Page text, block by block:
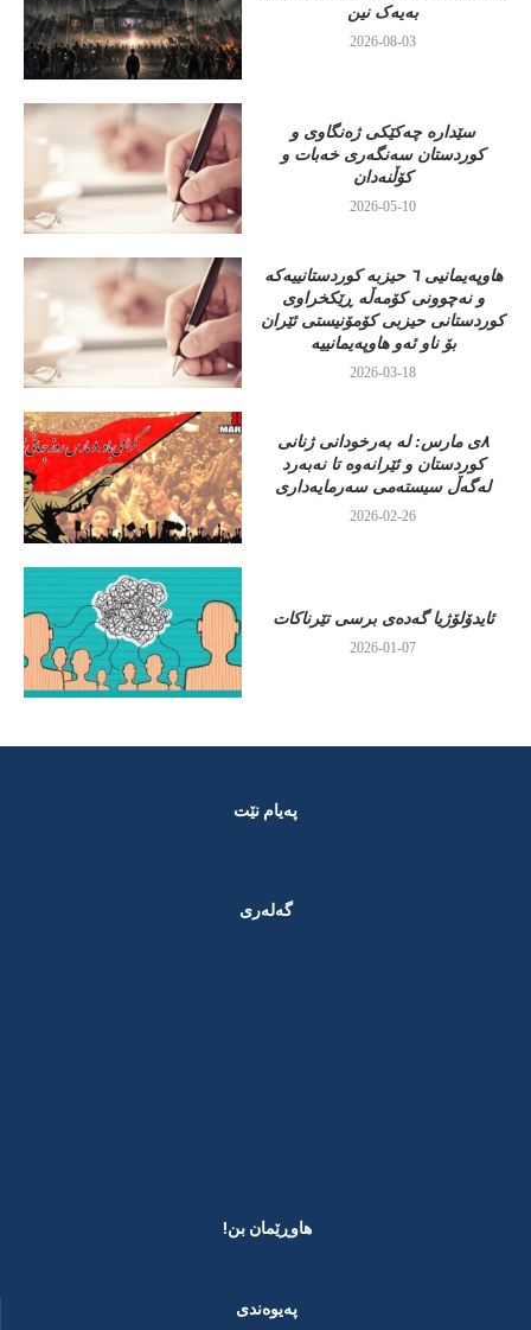
بەیەک نین
2026-08-03
سێدارە چەکێکی ژەنگاوی و
کوردستان سەنگەری خەبات و
کۆڵنەدان
2026-05-10
هاوپەیمانیی ٦ حیزبە کوردستانییەکە
و نەچوونی کۆمەڵە ڕێکخراوی
کوردستانی حیزبی کۆمۆنیستی ئێران
بۆ ناو ئەو هاوپەیمانییە
2026-03-18
٨ی مارس: لە بەرخودانی ژنانی
کوردستان و ئێرانەوە تا نەبەرد
لەگەڵ سیستەمی سەرمایەداری
2026-02-26
ئایدۆلۆژیا گەدەی برسی تێرناکات
2026-01-07
پەیام نێت
گەلەری
هاوڕێمان بن! ​
پەیوەندی